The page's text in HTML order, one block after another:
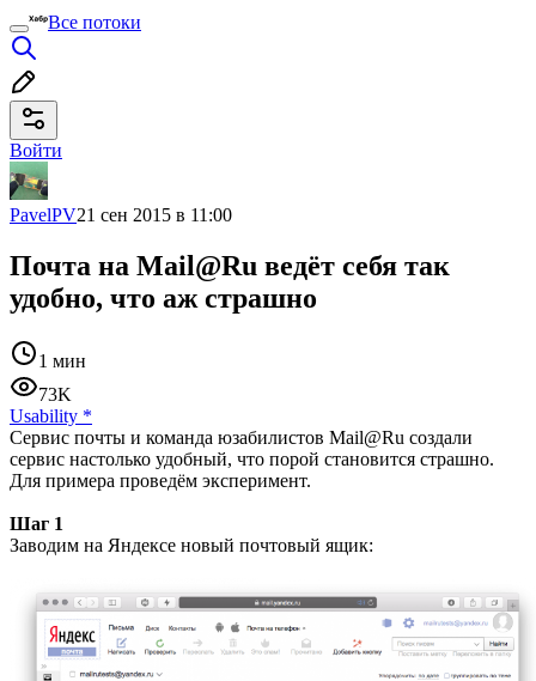
Все потоки
Войти
PavelPV21 сен 2015 в 11:00
Почта на Mail@Ru ведёт себя так
удобно, что аж страшно
1 мин
73K
Usability *
Сервис почты и команда юзабилистов Mail@Ru создали
сервис настолько удобный, что порой становится страшно.
Для примера проведём эксперимент.
Шаг 1
Заводим на Яндексе новый почтовый ящик: